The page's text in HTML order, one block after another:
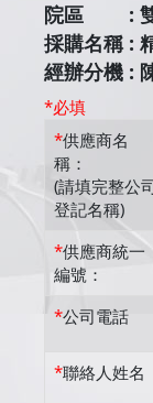
院區 :
採購名稱 :
經辦分機 :
*必填
*供應商名
稱：
(請填完整公
登記名稱)
*供應商統一
編號：
*公司電話
*聯絡人姓名